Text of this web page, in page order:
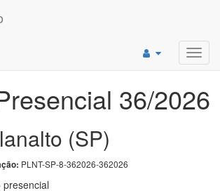
36/2026
(SP)
PLNT-SP-8-362026-362026
presencial